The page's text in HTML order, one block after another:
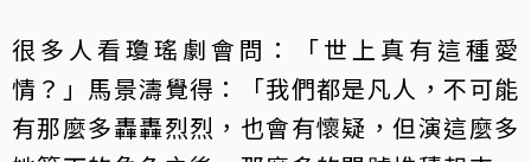
很多人看瓊瑤劇會問：「世上真有這種愛
情？」馬景濤覺得：「我們都是凡人，不可能
有那麼多轟轟烈烈，也會有懷疑，但演這麼多